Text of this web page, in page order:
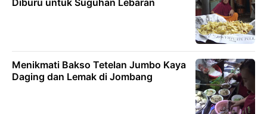
Diburu untuk Suguhan Lebaran
Menikmati Bakso Tetelan Jumbo Kaya
Daging dan Lemak di Jombang